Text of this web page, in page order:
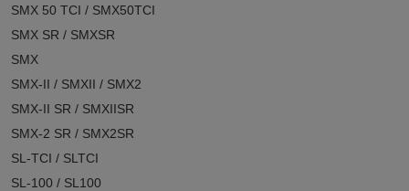
SMX 50 TCI / SMX50TCI
SMX SR / SMXSR
SMX
SMX-II / SMXII / SMX2
SMX-II SR / SMXIISR
SMX-2 SR / SMX2SR
SL-TCI / SLTCI
SL-100 / SL100